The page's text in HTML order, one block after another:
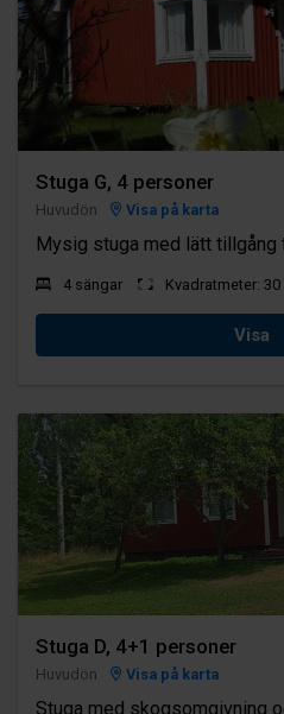
Stuga G, 4 personer
Huvudön Visa på karta
Mysig stuga med lätt tillgång
4 sängar Kvadratmeter: 30
Visa
Stuga D, 4+1 personer
Huvudön Visa på karta
Stuga med skogsomgivning